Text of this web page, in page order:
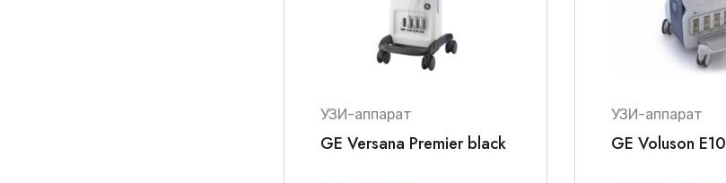
УЗИ-аппарат
GE Versana Premier black
УЗИ-аппарат
GE Voluson E10